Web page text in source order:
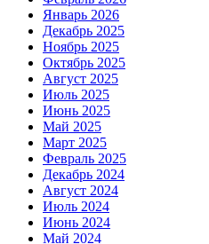
Январь 2026
Декабрь 2025
Ноябрь 2025
Октябрь 2025
Август 2025
Июль 2025
Июнь 2025
Май 2025
Март 2025
Февраль 2025
Декабрь 2024
Август 2024
Июль 2024
Июнь 2024
Май 2024